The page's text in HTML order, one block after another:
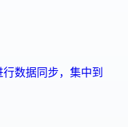
数据同步，集中到